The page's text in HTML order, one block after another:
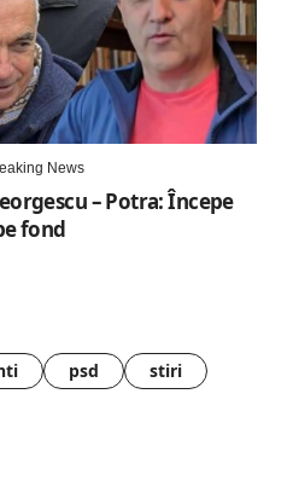
News
– Potra: Începe
fond
psd stiri